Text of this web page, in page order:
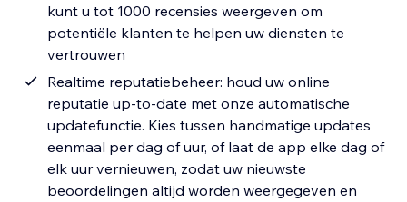
kunt u tot 1000 recensies weergeven om
potentiële klanten te helpen uw diensten te
vertrouwen
Realtime reputatiebeheer: houd uw online
reputatie up-to-date met onze automatische
updatefunctie. Kies tussen handmatige updates
eenmaal per dag of uur, of laat de app elke dag of
elk uur vernieuwen, zodat uw nieuwste
beoordelingen altijd worden weergegeven en